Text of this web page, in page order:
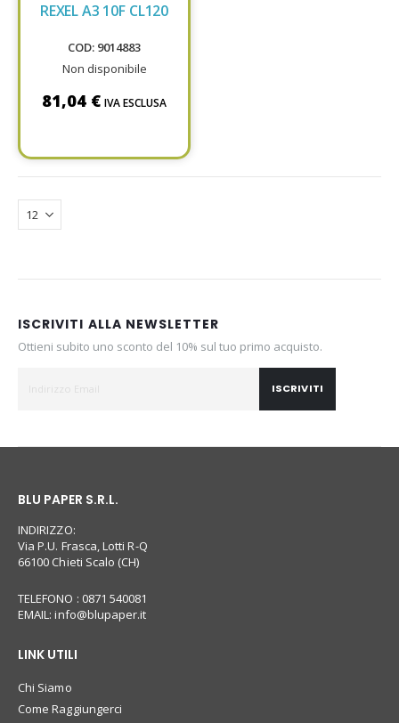
REXEL A3 10F CL120
COD: 9014883
Non disponibile
81,04 € IVA ESCLUSA
ISCRIVITI ALLA NEWSLETTER
Ottieni subito uno sconto del 10% sul tuo primo acquisto.
ISCRIVITI
BLU PAPER S.R.L.
INDIRIZZO:
Via P.U. Frasca, Lotti R-Q
66100 Chieti Scalo (CH)
TELEFONO : 0871 540081
EMAIL:info@blupaper.it
LINK UTILI
Chi Siamo
Come Raggiungerci